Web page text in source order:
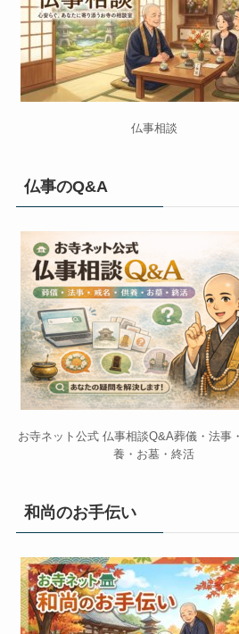
仏事相談
仏事のQ&A
お寺ネット公式 仏事相談Q&A葬儀・法事
養・お墓・終活
和尚のお手伝い